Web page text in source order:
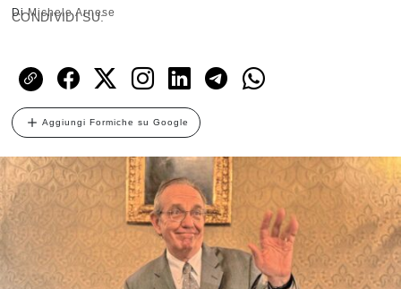
DiMichele Arnese
CONDIVIDI SU:
Aggiungi Formiche su Google